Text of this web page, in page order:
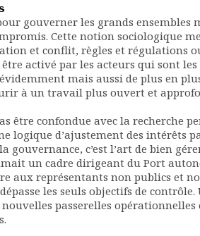
gouverner les grands
Cette notion sociologique
et conflit, règles et régulations
activé par les acteurs qui sont
mais aussi de plus en
à un travail plus ouvert et
être confondue avec la recherche
logique d’ajustement des intérêts
gouvernance, c’est l’art de bien
un cadre dirigeant du Port
aux représentants non publics et
les seuls objectifs de
passerelles